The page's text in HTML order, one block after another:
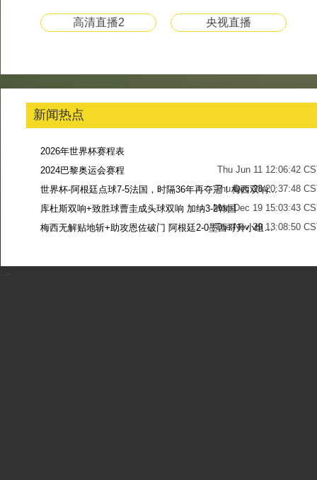
高清直播2 央视直播
新闻热点
2026年世界杯赛程表
Thu Jun 11 12:06:42
2024巴黎奥运会赛程
Thu Dec 28 20:37:48
世界杯-阿根廷点球7-5法国，时隔36年再夺冠！梅西双响姆巴佩戴帽
Mon Dec 19 15:03:43
库杜斯双响+致胜球曹圭成头球双响 加纳3-2韩国
Tue Nov 29 13:08:50
梅西无解贴地斩+助攻恩佐破门 阿根廷2-0墨西哥升小组第二